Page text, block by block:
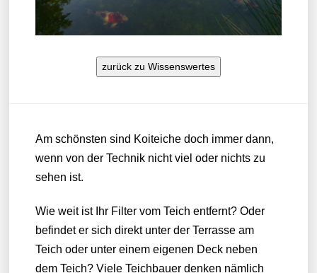
zurück zu Wissenswertes
Am schönsten sind Koiteiche doch immer dann,
wenn von der Technik nicht viel oder nichts zu
sehen ist.
Wie weit ist Ihr Filter vom Teich entfernt? Oder
befindet er sich direkt unter der Terrasse am
Teich oder unter einem eigenen Deck neben
dem Teich? Viele Teichbauer denken nämlich